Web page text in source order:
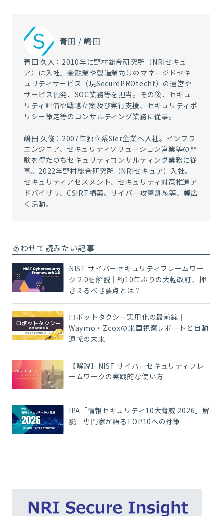
青田 / 嶋田
青田 久人：2010年に野村総合研究所（NRIセキュ
ア）に入社。金融業や製造業向けのマネージドセキ
ュリティサービス（現SecurePROtecht）の運営や
サービス開発、SOC業務等を担当。その後、セキュ
リティ評価や戦略立案及び実行支援、セキュリティポ
リシー策定等のコンサルティング業務に従事。
嶋田 久俊：2007年独立系SIer企業へ入社。インフラ
エンジニア、セキュリティソリューション営業等の経
験を得たのちセキュリティコンサルティング業務に従
事。2022年野村総合研究所（NRIセキュア）入社。
セキュリティアセスメント、セキュリティ対策推進ア
ドバイザリ、CSIRT構築、サイバー攻撃訓練等、幅広
く活動。
あわせて読みたい記事
NIST サイバーセキュリティフレームワー
ク 2.0を解説｜約10年ぶりの大幅改訂、押
さえるべき要点とは？
ロボットタクシー実用化の最前線｜
Waymo・Zooxの米国視察レポートと自動
運転の未来
【解説】NIST サイバーセキュリティフレ
ームワークの実践的な使い方
IPA「情報セキュリティ10大脅威 2026」解
説｜専門家が語るTOP10への対策